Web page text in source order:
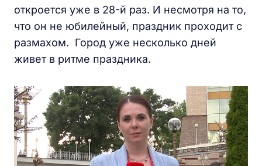
откроется уже в 28-й раз. И несмотря на то,
что он не юбилейный, праздник проходит с
размахом. Город уже несколько дней
живет в ритме праздника.